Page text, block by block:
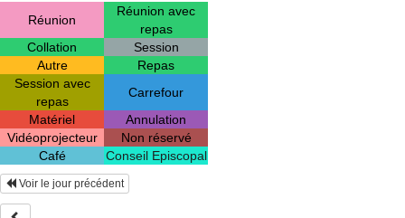
Réunion
Réunion avec
repas
Collation
Session
Autre
Repas
Session avec
repas
Carrefour
Matériel
Annulation
Vidéoprojecteur
Non réservé
Café
Conseil Episcopal
Voir le jour précédent